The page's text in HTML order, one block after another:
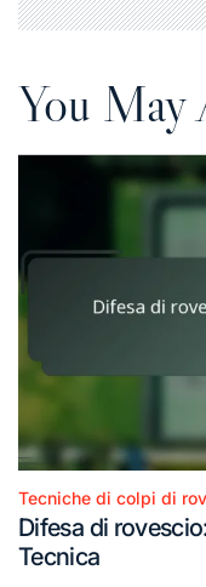
You May
Posted
in
Tecniche di colpi di
Difesa di
Tecnica